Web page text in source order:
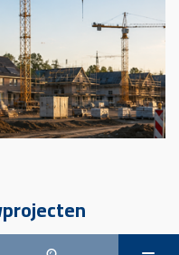
dat de manier